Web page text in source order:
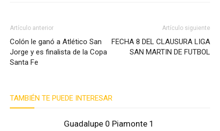
Artículo anterior
Colón le ganó a Atlético San
Jorge y es finalista de la Copa
Santa Fe
Artículo siguiente
FECHA 8 DEL CLAUSURA LIGA
SAN MARTIN DE FUTBOL
TAMBIÉN TE PUEDE INTERESAR
Guadalupe 0 Piamonte 1